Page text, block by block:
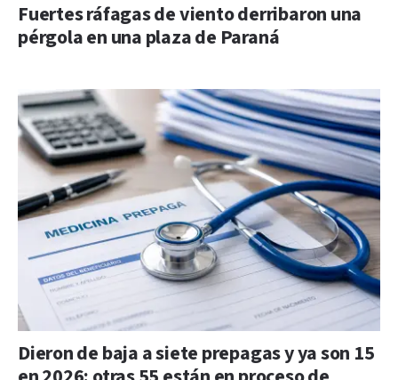
Fuertes ráfagas de viento derribaron una
pérgola en una plaza de Paraná
Dieron de baja a siete prepagas y ya son 15